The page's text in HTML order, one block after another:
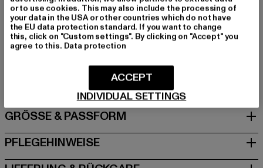
Materialzusammensetzung: 100% Baumwolle
Art.Nr: TB5028-00007
Hersteller: TB International GmbH |
GRÖSSE & PASSFORM
PFLEGEHINWEISE
or to use cookies. This may also include the processing of
your data in the USA or other countries which do not have
the EU data protection standard. If you want to change
this, click on "Custom settings". By clicking on "Accept" you
agree to this. Data protection
INDIVIDUAL SETTINGS
ACCEPT